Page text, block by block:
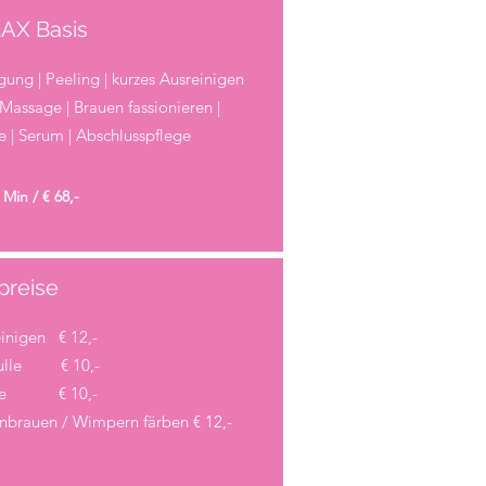
Basis
| Peeling | kurzes Ausreinigen
| Brauen fassionieren |
| Serum | Abschlusspflege
Min / € 68,-
€ 12,-
€ 10,-
€ 10,-
/ Wimpern färben € 12,-